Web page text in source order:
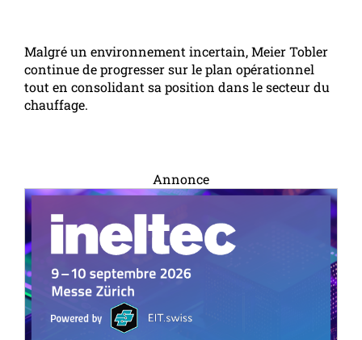
Malgré un environnement incertain, Meier Tobler
continue de progresser sur le plan opérationnel
tout en consolidant sa position dans le secteur du
chauffage.
Annonce